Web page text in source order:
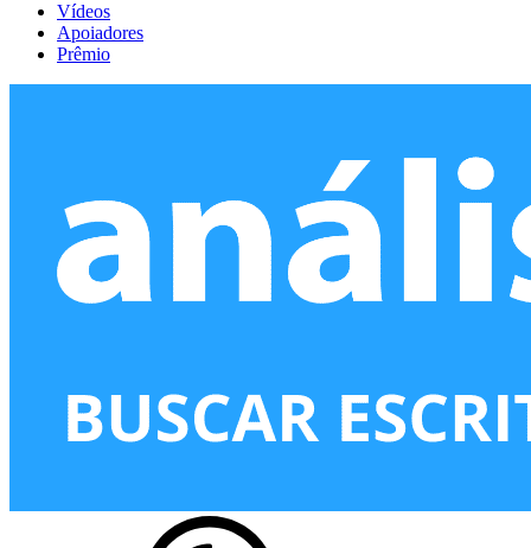
Vídeos
Apoiadores
Prêmio